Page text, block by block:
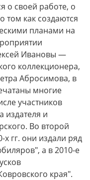
о своей работе, о
том как создаются
планами на
Ивановы —
коллекционера,
Абросимова, в
многие
участников
издателя и
Во второй
х гг. они издали ряд
а в 2010-е
края".